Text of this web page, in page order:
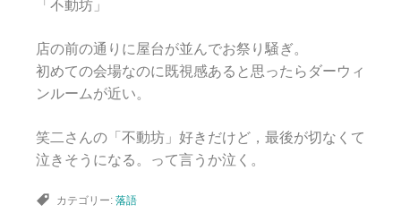
「不動坊」
店の前の通りに屋台が並んでお祭り騒ぎ。
初めての会場なのに既視感あると思ったらダーウィ
ンルームが近い。
笑二さんの「不動坊」好きだけど，最後が切なくて
泣きそうになる。って言うか泣く。
カテゴリー: 落語